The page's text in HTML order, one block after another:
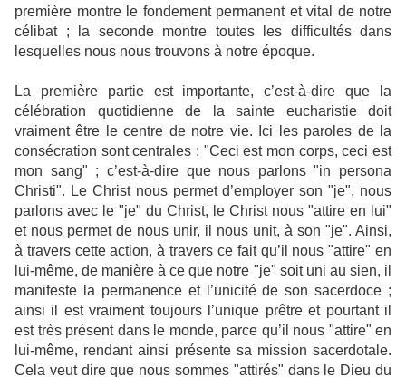
première montre le fondement permanent et vital de notre
célibat ; la seconde montre toutes les difficultés dans
lesquelles nous nous trouvons à notre époque.
La première partie est importante, c’est-à-dire que la
célébration quotidienne de la sainte eucharistie doit
vraiment être le centre de notre vie. Ici les paroles de la
consécration sont centrales : "Ceci est mon corps, ceci est
mon sang" ; c’est-à-dire que nous parlons "in persona
Christi". Le Christ nous permet d’employer son "je", nous
parlons avec le "je" du Christ, le Christ nous "attire en lui"
et nous permet de nous unir, il nous unit, à son "je". Ainsi,
à travers cette action, à travers ce fait qu’il nous "attire" en
lui-même, de manière à ce que notre "je" soit uni au sien, il
manifeste la permanence et l’unicité de son sacerdoce ;
ainsi il est vraiment toujours l’unique prêtre et pourtant il
est très présent dans le monde, parce qu’il nous "attire" en
lui-même, rendant ainsi présente sa mission sacerdotale.
Cela veut dire que nous sommes "attirés" dans le Dieu du